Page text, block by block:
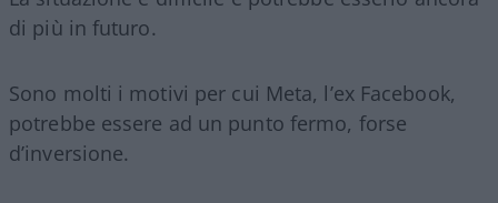
di più in futuro.
Sono molti i motivi per cui Meta, l’ex Facebook,
potrebbe essere ad un punto fermo, forse
d’inversione.